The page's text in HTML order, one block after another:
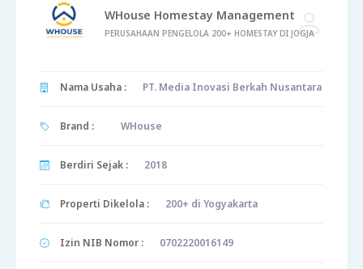
WHouse Homestay Management
PERUSAHAAN PENGELOLA 200+ HOMESTAY DI JOGJA
Nama Usaha : PT. Media Inovasi Berkah Nusantara
Brand : WHouse
Berdiri Sejak : 2018
Properti Dikelola : 200+ di Yogyakarta
Izin NIB Nomor : 0702220016149